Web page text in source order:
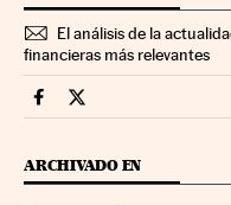
El análisis de la
financieras más relevantes
Companias Cinco Días
Companias Cinco
ARCHIVADO EN